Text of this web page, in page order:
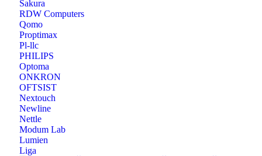
Sakura
RDW Computers
Qomo
Proptimax
Pl-llc
PHILIPS
Optoma
ONKRON
OFTSIST
Nextouch
Newline
Nettle
Modum Lab
Lumien
Liga